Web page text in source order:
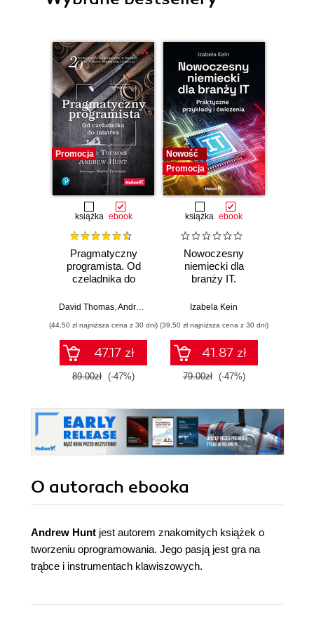
Promocja
książka ebook
Pragmatyczny
programista. Od
czeladnika do
David Thomas,Andrew Hunt
(44,50 zł najniższa cena z 30 dni)
47.17 zł
89.00zł (-47%)
Nowość
Promocja
książka ebook
Nowoczesny
niemiecki dla
branży IT.
przykłady i
Izabela Kein
(39,50 zł najniższa cena z 30 dni)
41.87 zł
79.00zł (-47%)
O autorach ebooka
Andrew Hunt jest autorem znakomitych książek o
tworzeniu oprogramowania. Jego pasją jest gra na
trąbce i instrumentach klawiszowych.